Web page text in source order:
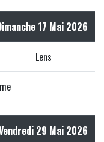
17 Mai 2026
Lens
29 Mai 2026